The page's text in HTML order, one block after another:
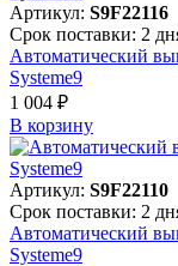
Артикул: S9F22116
Срок поставки: 2
Автоматический
Systeme9
1 004 ₽
В корзинy
Артикул: S9F22110
Срок поставки: 2
Автоматический
Systeme9